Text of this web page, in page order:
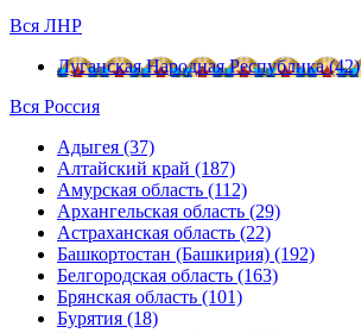
Вся ЛНР
Луганская Народная Республика (42)
Вся Россия
Адыгея (37)
Алтайский край (187)
Амурская область (112)
Архангельская область (29)
Астраханская область (22)
Башкортостан (Башкирия) (192)
Белгородская область (163)
Брянская область (101)
Бурятия (18)